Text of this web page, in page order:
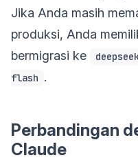
Jika Anda masih
produksi, Anda
bermigrasi ke
flash .
Perbandingan
Claude